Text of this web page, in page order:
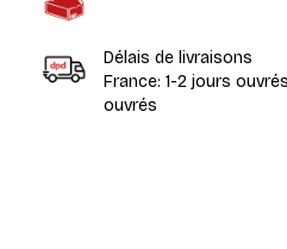
Délais de livraisons
France: 1-2 jours
ouvrés